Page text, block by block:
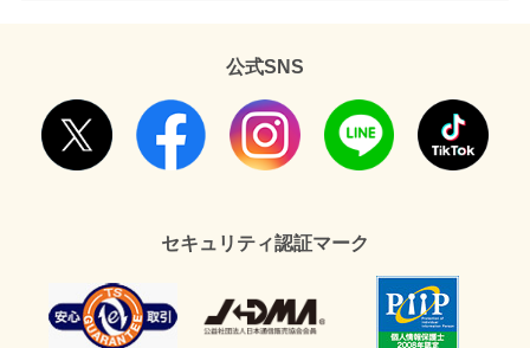
公式SNS
セキュリティ認証マーク